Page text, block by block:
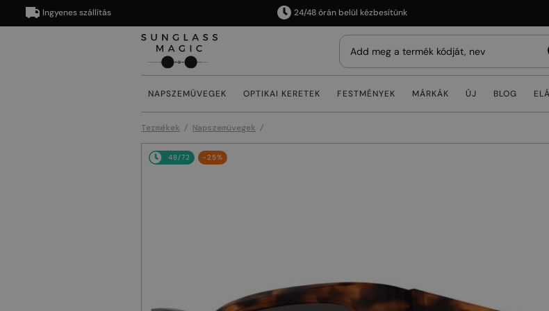
Ingyenes szállítás 24/48 órán belül kézbesítünk
NAPSZEMÜVEGEK OPTIKAI KERETEK FESTMÉNYEK MÁRKÁK ÚJ BLOG
Termékek Napszemüvegek
48/72 -25%